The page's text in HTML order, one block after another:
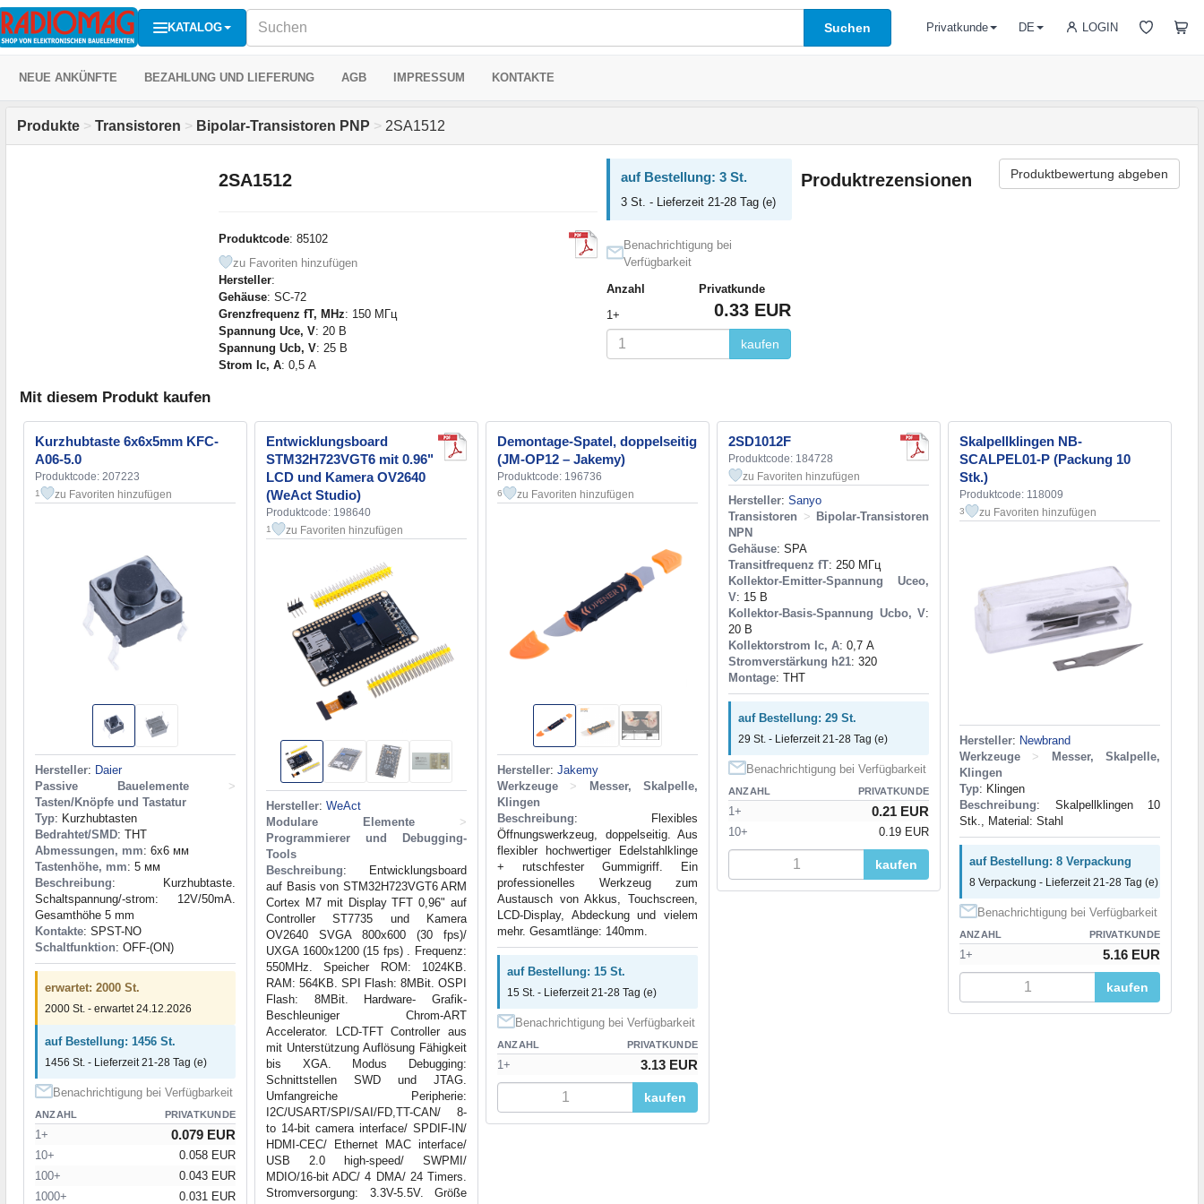
KATALOG Suchen LOGIN
Privatkunde DE
NEUE ANKÜNFTE BEZAHLUNG UND LIEFERUNG AGB IMPRESSUM KONTAKTE
Produkte > Transistoren > Bipolar-Transistoren PNP > 2SA1512
2SA1512
Produktcode: 85102
zu Favoriten hinzufügen
Hersteller:
Gehäuse: SC-72
Grenzfrequenz fT, MHz: 150 МГц
Spannung Uce, V: 20 В
Spannung Ucb, V: 25 В
Strom Ic, A: 0,5 А
auf Bestellung: 3 St.
3 St. - Lieferzeit 21-28 Tag (e)
Benachrichtigung bei
Verfügbarkeit
Anzahl
Privatkunde
1+
0.33 EUR
kaufen
Produktrezensionen Produktbewertung abgeben
Mit diesem Produkt kaufen
Kurzhubtaste 6x6x5mm KFC-
A06-5.0
Produktcode: 207223
1 zu Favoriten hinzufügen
Hersteller: Daier
Passive Bauelemente
>
Tasten/Knöpfe und Tastatur
Typ: Kurzhubtasten
Bedrahtet/SMD: THT
Abmessungen, mm: 6x6 мм
Tastenhöhe, mm: 5 мм
Beschreibung: Kurzhubtaste.
Schaltspannung/-strom: 12V/50mA.
Gesamthöhe 5 mm
Kontakte: SPST-NO
Schaltfunktion: OFF-(ON)
erwartet: 2000 St.
2000 St. - erwartet 24.12.2026
auf Bestellung: 1456 St.
1456 St. - Lieferzeit 21-28 Tag (e)
Benachrichtigung bei Verfügbarkeit
ANZAHL PRIVATKUNDE
1+ 0.079 EUR
10+
0.058 EUR
100+
0.043 EUR
1000+
0.031 EUR
Entwicklungsboard
STM32H723VGT6 mit 0.96"
LCD und Kamera OV2640
(WeAct Studio)
Produktcode: 198640
1 zu Favoriten hinzufügen
Hersteller: WeAct
Modulare Elemente
>
Programmierer und Debugging-
Tools
Beschreibung: Entwicklungsboard
auf Basis von STM32H723VGT6 ARM
Cortex M7 mit Display TFT 0,96" auf
Controller ST7735 und Kamera
OV2640 SVGA 800x600 (30 fps)/
UXGA 1600x1200 (15 fps) . Frequenz:
550MHz. Speicher ROM: 1024KB.
RAM: 564KB. SPI Flash: 8MBit. OSPI
Flash: 8MBit. Hardware- Grafik-
Beschleuniger Chrom-ART
Accelerator. LCD-TFT Controller aus
mit Unterstützung Auflösung Fähigkeit
bis XGA. Modus Debugging:
Schnittstellen SWD und JTAG.
Umfangreiche Peripherie:
I2C/USART/SPI/SAI/FD,TT-CAN/ 8-
to 14-bit camera interface/ SPDIF-IN/
HDMI-CEC/ Ethernet MAC interface/
USB 2.0 high-speed/ SWPMI/
MDIO/16-bit ADC/ 4 DMA/ 24 Timers.
Stromversorgung: 3.3V-5.5V. Größe
Demontage-Spatel, doppelseitig
(JM-OP12 – Jakemy)
Produktcode: 196736
6 zu Favoriten hinzufügen
Hersteller: Jakemy
Werkzeuge
>
Messer, Skalpelle,
Klingen
Beschreibung: Flexibles
Öffnungswerkzeug, doppelseitig. Aus
flexibler hochwertiger Edelstahlklinge
+ rutschfester Gummigriff. Ein
professionelles Werkzeug zum
Austausch von Akkus, Touchscreen,
LCD-Display, Abdeckung und vielem
mehr. Gesamtlänge: 140mm.
auf Bestellung: 15 St.
15 St. - Lieferzeit 21-28 Tag (e)
Benachrichtigung bei Verfügbarkeit
ANZAHL PRIVATKUNDE
1+ 3.13 EUR
kaufen
2SD1012F
Produktcode: 184728
zu Favoriten hinzufügen
Hersteller: Sanyo
Transistoren > Bipolar-Transistoren
NPN
Gehäuse: SPA
Transitfrequenz fT: 250 МГц
Kollektor-Emitter-Spannung Uceo,
V: 15 В
Kollektor-Basis-Spannung Ucbo, V:
20 В
Kollektorstrom Ic, A: 0,7 А
Stromverstärkung h21: 320
Montage: THT
auf Bestellung: 29 St.
29 St. - Lieferzeit 21-28 Tag (e)
Benachrichtigung bei Verfügbarkeit
ANZAHL PRIVATKUNDE
1+ 0.21 EUR
10+ 0.19 EUR
kaufen
Skalpellklingen NB-
SCALPEL01-P (Packung 10
Stk.)
Produktcode: 118009
3 zu Favoriten hinzufügen
Hersteller: Newbrand
Werkzeuge
>
Messer, Skalpelle,
Klingen
Typ: Klingen
Beschreibung: Skalpellklingen 10
Stk., Material: Stahl
auf Bestellung: 8 Verpackung
8 Verpackung - Lieferzeit 21-28 Tag (e)
Benachrichtigung bei Verfügbarkeit
ANZAHL PRIVATKUNDE
1+ 5.16 EUR
kaufen